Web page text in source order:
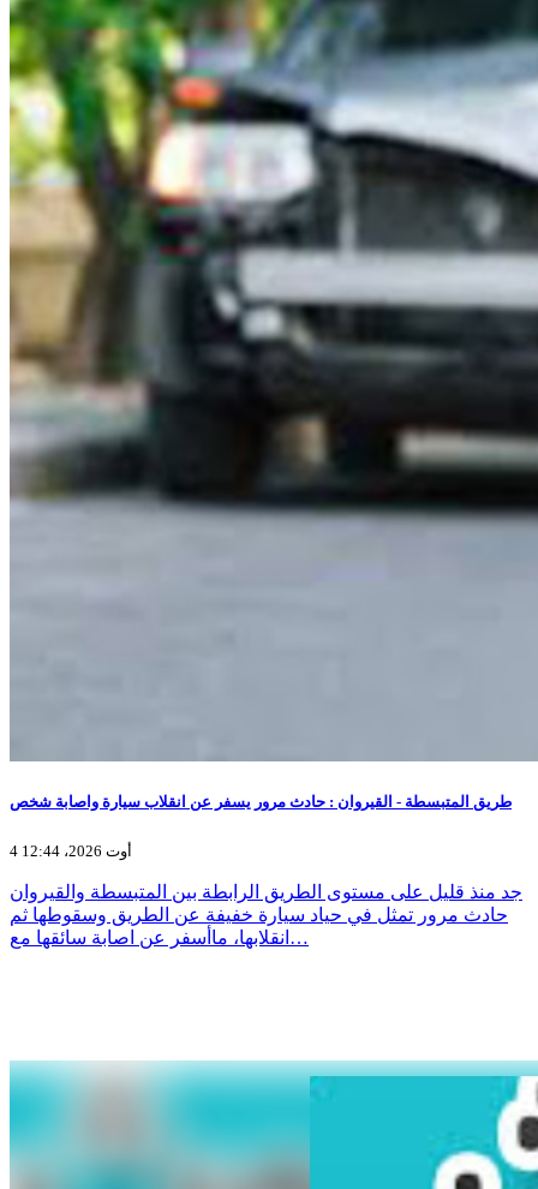
طريق المتبسطة - القيروان : حادث مرور يسفر عن انقلاب سيارة واصابة شخص
4 أوت 2026، 12:44
جد منذ قليل على مستوى الطريق الرابطة بين المتبسطة والقيروان
حادث مرور تمثل في حياد سيارة خفيفة عن الطريق وسقوطها ثم
انقلابها، ماأسفر عن اصابة سائقها مع…